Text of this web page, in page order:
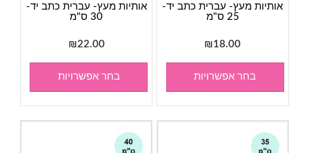
אותיות מעץ- עברית כתב יד-
25 ס"מ
₪18.00
בחר אפשרויות
אותיות מעץ- עברית כתב יד-
30 ס"מ
₪22.00
בחר אפשרויות